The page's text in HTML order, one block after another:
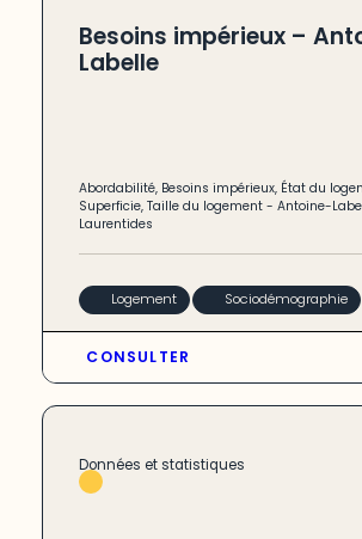
Besoins impérieux –
Labelle
Abordabilité, Besoins impérieux, État du
Superficie,Taille du logement -Antoine-
Laurentides
Logement Sociodémographie
CONSULTER
Données et statistiques